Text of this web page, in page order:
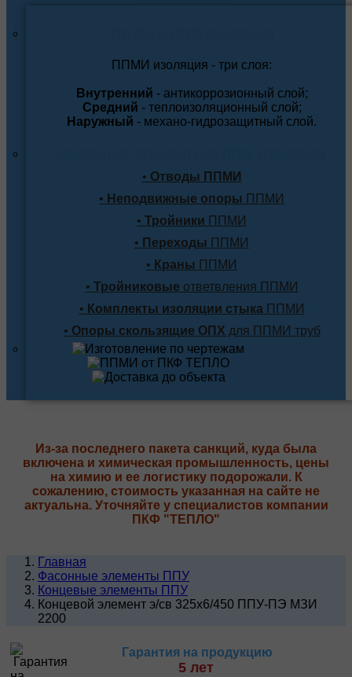
ППМИ изоляция - три слоя:
Внутренний - антикоррозионный слой;
Средний - теплоизоляционный слой;
Наружный - механо-гидрозащитный слой.
• Отводы ППМИ
• Неподвижные опоры ППМИ
• Тройники ППМИ
• Переходы ППМИ
• Краны ППМИ
• Тройниковые ответвления ППМИ
• Комплекты изоляции стыкаППМИ
• Опоры скользящие ОПХ для ППМИ труб
Из-за последнего пакета санкций, куда была
включена и химическая промышленность, цены
на химию и ее логистику подорожали. К
сожалению, стоимость указанная на сайте не
актуальна. Уточняйте у специалистов компании
ПКФ "ТЕПЛО"
Главная
Фасонные элементы ППУ
Концевые элементы ППУ
Концевой элемент э/св 325х6/450 ППУ-ПЭ МЗИ
2200
Гарантия на продукцию
5 лет